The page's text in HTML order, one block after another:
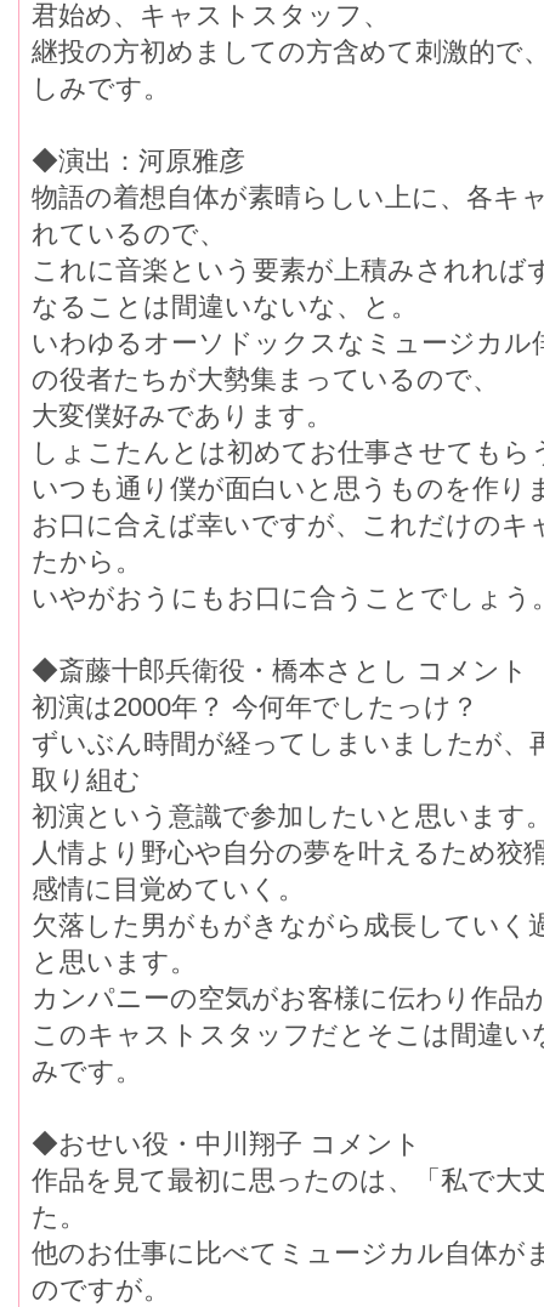
君始め、キャストスタッフ、
継投の方初めましての方含めて刺激的で
しみです。
◆演出：河原雅彦
物語の着想自体が素晴らしい上に、各キ
れているので、
これに音楽という要素が上積みされれば
なることは間違いないな、と。
いわゆるオーソドックスなミュージカル
の役者たちが大勢集まっているので、
大変僕好みであります。
しょこたんとは初めてお仕事させても
いつも通り僕が面白いと思うものを作り
お口に合えば幸いですが、これだけの
たから。
いやがおうにもお口に合うことでしょう
◆斎藤十郎兵衛役・橋本さとし コメント
初演は2000年？ 今何年でしたっけ？
ずいぶん時間が経ってしまいましたが、
取り組む
初演という意識で参加したいと思います
人情より野心や自分の夢を叶えるため狡
感情に目覚めていく。
欠落した男がもがきながら成長していく
と思います。
カンパニーの空気がお客様に伝わり作品
このキャストスタッフだとそこは間違
みです。
◆おせい役・中川翔子 コメント
作品を見て最初に思ったのは、「私で大
た。
他のお仕事に比べてミュージカル自体が
のですが。